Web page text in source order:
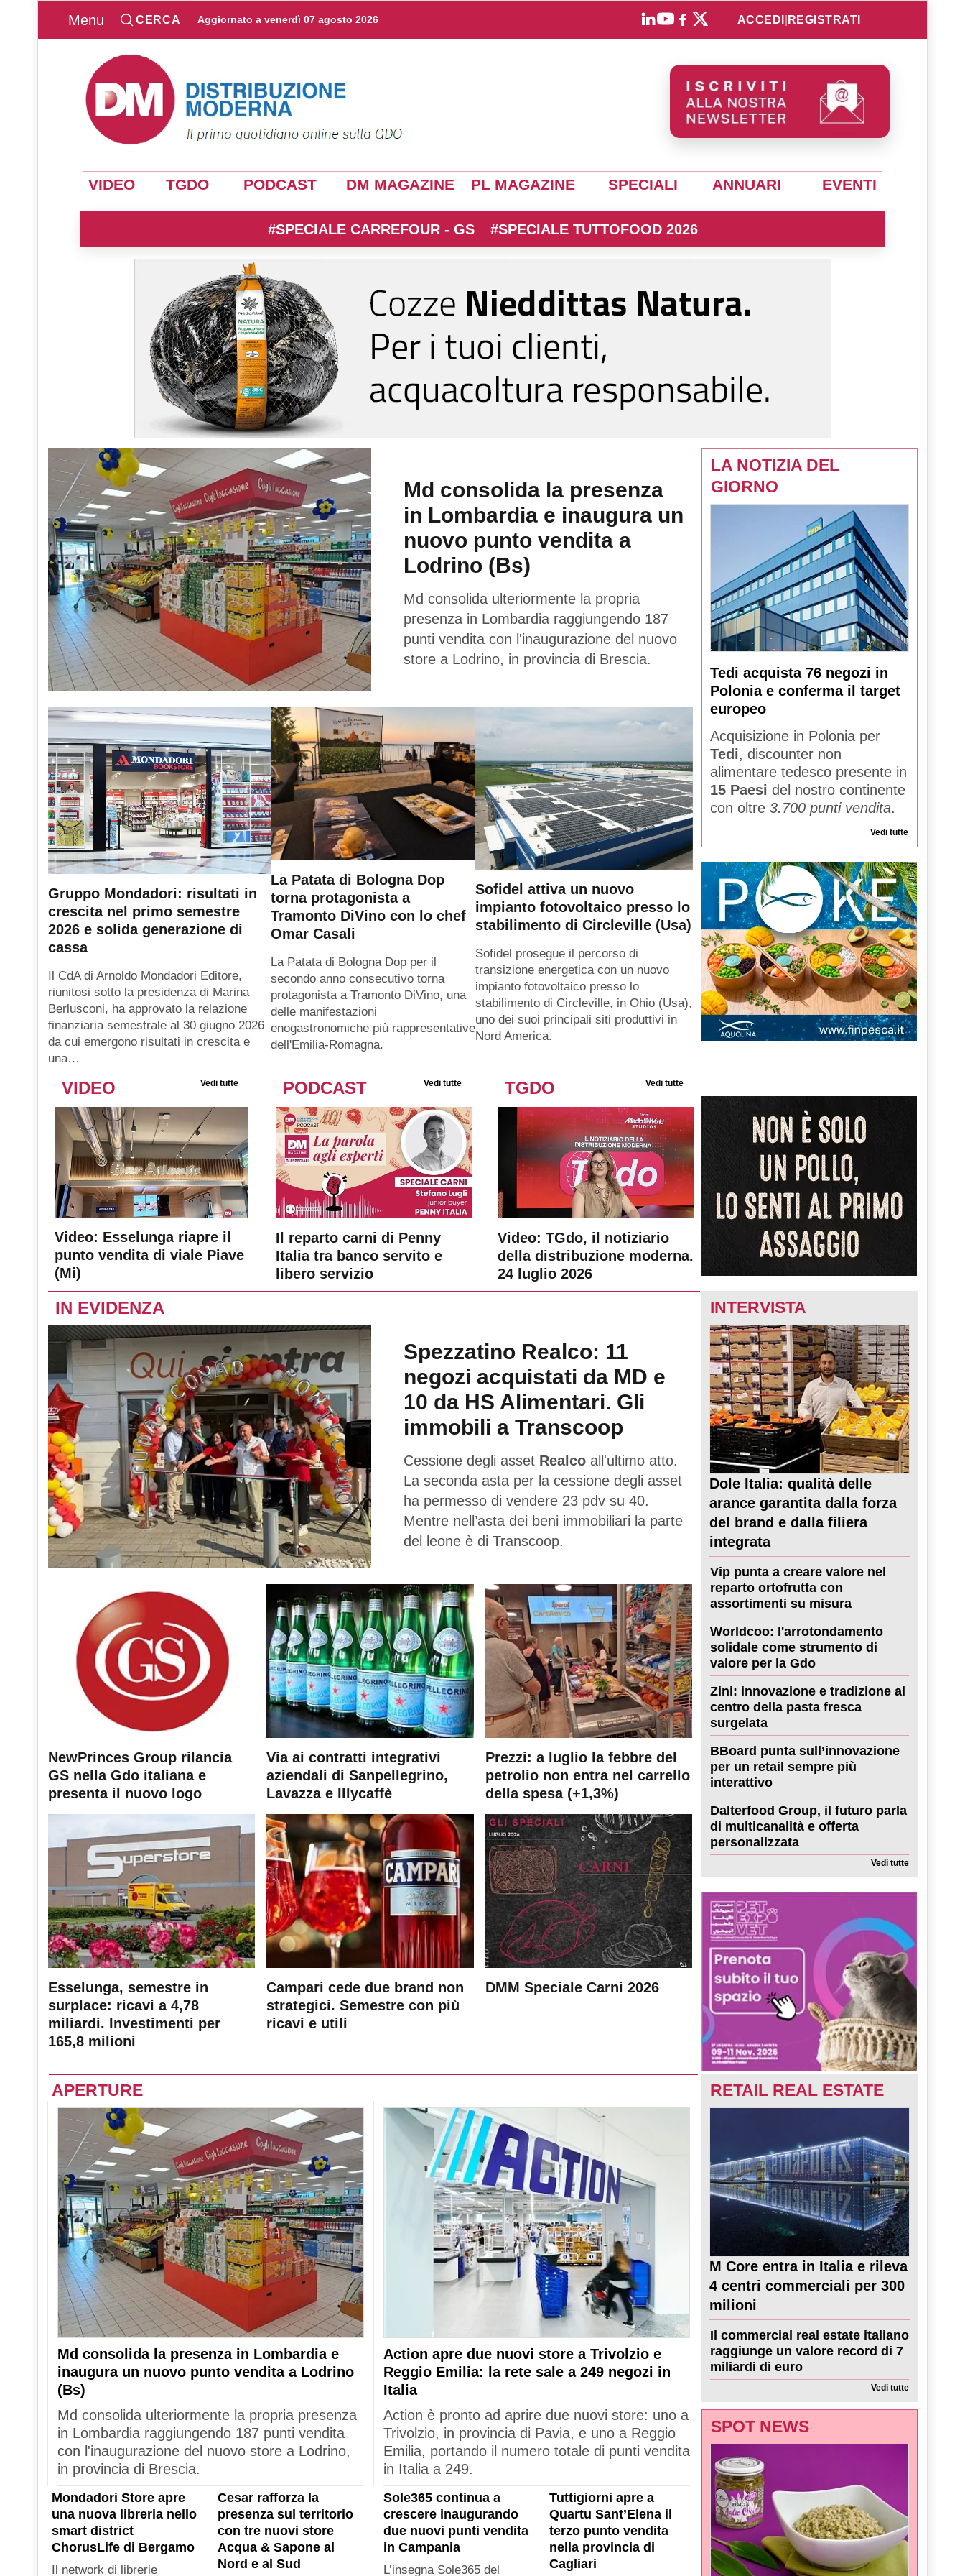
Menu CERCA Aggiornato a venerdì 07 agosto 2026 ACCEDI REGISTRATI
VIDEO TGDO PODCAST DM MAGAZINE PL MAGAZINE SPECIALI ANNUARI EVENTI
#SPECIALE CARREFOUR - GS #SPECIALE TUTTOFOOD 2026
Md consolida la presenza
in Lombardia e inaugura un
nuovo punto vendita a
Lodrino (Bs)
Md consolida ulteriormente la propria
presenza in Lombardia raggiungendo 187
punti vendita con l'inaugurazione del nuovo
store a Lodrino, in provincia di Brescia.
Gruppo Mondadori: risultati in
crescita nel primo semestre
2026 e solida generazione di
cassa
Il CdA di Arnoldo Mondadori Editore,
riunitosi sotto la presidenza di Marina
Berlusconi, ha approvato la relazione
finanziaria semestrale al 30 giugno 2026
da cui emergono risultati in crescita e
una…
La Patata di Bologna Dop
torna protagonista a
Tramonto DiVino con lo chef
Omar Casali
La Patata di Bologna Dop per il
secondo anno consecutivo torna
protagonista a Tramonto DiVino, una
delle manifestazioni
enogastronomiche più rappresentative
dell'Emilia-Romagna.
Sofidel attiva un nuovo
impianto fotovoltaico presso lo
stabilimento di Circleville (Usa)
Sofidel prosegue il percorso di
transizione energetica con un nuovo
impianto fotovoltaico presso lo
stabilimento di Circleville, in Ohio (Usa),
uno dei suoi principali siti produttivi in
Nord America.
LA NOTIZIA DEL
GIORNO
Tedi acquista 76 negozi in
Polonia e conferma il target
europeo
Acquisizione in Polonia per
Tedi, discounter non
alimentare tedesco presente in
15 Paesi del nostro continente
con oltre 3.700 punti vendita.
Vedi tutte
VIDEO Vedi tutte
Video: Esselunga riapre il
punto vendita di viale Piave
(Mi)
PODCAST Vedi tutte
Il reparto carni di Penny
Italia tra banco servito e
libero servizio
TGDO Vedi tutte
Video: TGdo, il notiziario
della distribuzione moderna.
24 luglio 2026
IN EVIDENZA
Spezzatino Realco: 11
negozi acquistati da MD e
10 da HS Alimentari. Gli
immobili a Transcoop
Cessione degli asset Realco all'ultimo atto.
La seconda asta per la cessione degli asset
ha permesso di vendere 23 pdv su 40.
Mentre nell’asta dei beni immobiliari la parte
del leone è di Transcoop.
NewPrinces Group rilancia
GS nella Gdo italiana e
presenta il nuovo logo
Via ai contratti integrativi
aziendali di Sanpellegrino,
Lavazza e Illycaffè
Prezzi: a luglio la febbre del
petrolio non entra nel carrello
della spesa (+1,3%)
Esselunga, semestre in
surplace: ricavi a 4,78
miliardi. Investimenti per
165,8 milioni
Campari cede due brand non
strategici. Semestre con più
ricavi e utili
DMM Speciale Carni 2026
INTERVISTA
Dole Italia: qualità delle
arance garantita dalla forza
del brand e dalla filiera
integrata
Vip punta a creare valore nel
reparto ortofrutta con
assortimenti su misura
Worldcoo: l'arrotondamento
solidale come strumento di
valore per la Gdo
Zini: innovazione e tradizione al
centro della pasta fresca
surgelata
BBoard punta sull’innovazione
per un retail sempre più
interattivo
Dalterfood Group, il futuro parla
di multicanalità e offerta
personalizzata
Vedi tutte
APERTURE
Md consolida la presenza in Lombardia e
inaugura un nuovo punto vendita a Lodrino
(Bs)
Md consolida ulteriormente la propria presenza
in Lombardia raggiungendo 187 punti vendita
con l'inaugurazione del nuovo store a Lodrino,
in provincia di Brescia.
Action apre due nuovi store a Trivolzio e
Reggio Emilia: la rete sale a 249 negozi in
Italia
Action è pronto ad aprire due nuovi store: uno a
Trivolzio, in provincia di Pavia, e uno a Reggio
Emilia, portando il numero totale di punti vendita
in Italia a 249.
Mondadori Store apre
una nuova libreria nello
smart district
ChorusLife di Bergamo
Il network di librerie
Cesar rafforza la
presenza sul territorio
con tre nuovi store
Acqua & Sapone al
Nord e al Sud
Sole365 continua a
crescere inaugurando
due nuovi punti vendita
in Campania
L’insegna Sole365 del
Tuttigiorni apre a
Quartu Sant’Elena il
terzo punto vendita
nella provincia di
Cagliari
RETAIL REAL ESTATE
M Core entra in Italia e rileva
4 centri commerciali per 300
milioni
Il commercial real estate italiano
raggiunge un valore record di 7
miliardi di euro
Vedi tutte
SPOT NEWS